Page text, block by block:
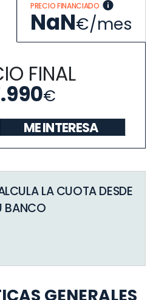
PRECIO FINANCIADO
NaN€/mes
FINAL
€
ME INTERESA
LA CUOTA DESDE
BANCO